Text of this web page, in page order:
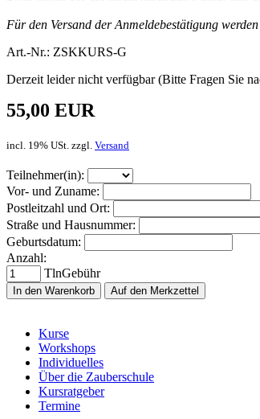
Für den Versand der Anmeldebestätigung
Art.-Nr.: ZSKKURS-G
Derzeit leider nicht verfügbar (Bitte Fragen Sie
55,00 EUR
incl. 19% USt. zzgl. Versand
Teilnehmer(in):
Vor- und Zuname:
Postleitzahl und Ort:
Straße und Hausnummer:
Geburtsdatum:
Anzahl:
TlnGebühr
In den Warenkorb Auf den Merkzettel
Kurse
Workshops
Individuelles
Über die Zauberschule
Kursratgeber
Termine